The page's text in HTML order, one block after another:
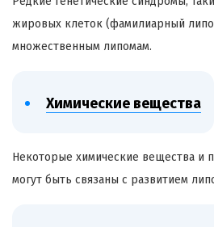
жировых клеток (фамилиарный
множественным липомам.
Химические вещества
Некоторые химические вещества и
могут быть связаны с развитием